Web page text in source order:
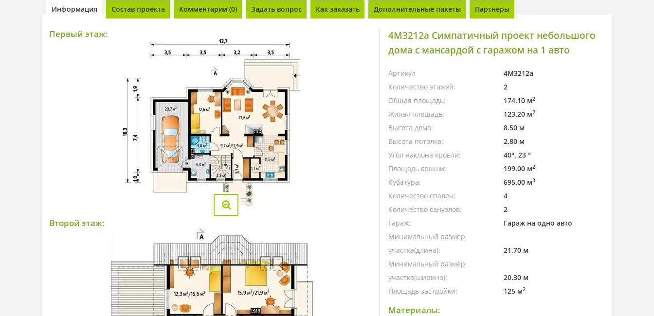
Информация Состав проекта Комментарии (0) Задать вопрос Как заказать Дополнительные пакеты Партнеры
Первый этаж:
Второй этаж:
4M3212a Симпатичный проект небольшого
дома с мансардой с гаражом на 1 авто
Артикул
4M3212a
Количество этажей:
2
Общая площадь:
174.10 м2
Жилая площадь: 123.20 м2
Высота дома:
8.50 м
Высота потолка:
2.80 м
Угол наклона кровли:
40°, 23 °
Площадь крыши:
199.00 м2
Кубатура: 695.00 м3
Количество спален:
4
Количество санузлов:
2
Гараж:
Гараж на одно авто
Минимальный размер
участка(длина):
21.70 м
Минимальный размер
участка(ширина):
20.30 м
Площадь застройки:
125 м2
Материалы: